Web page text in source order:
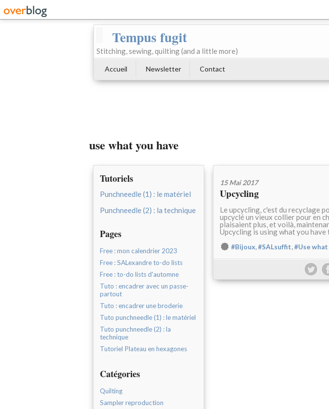
Tempus fugit
Stitching, sewing, quilting (and a little more)
Accueil Newsletter Contact
use what you have
Tutoriels
Punchneedle (1) : le matériel
Punchneedle (2) : la technique
Pages
Free : mon calendrier 2023
Free : SALexandre to-do lists
Free : to-do lists d'automne
Tuto : encadrer avec un passe-
partout
Tuto : encadrer une broderie
Tuto punchneedle (1) : le matériel
Tuto punchneedle (2) : la
technique
Tutoriel Plateau en hexagones
Catégories
Quilting
Sampler reproduction
15 Mai 2017
Upcycling
Le upcycling, c'est du recyclage
upcyclé un vieux collier pour en
plaisaient plus, et voilà,
Upcycling is using what you
#Bijoux,#SALsuffit,#Use